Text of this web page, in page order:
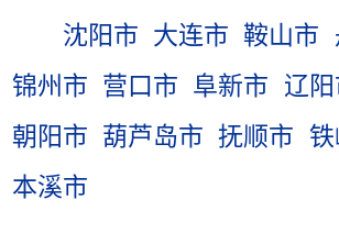
沈阳市 大连市 鞍山市
锦州市 营口市 阜新市 辽
朝阳市 葫芦岛市 抚顺市
本溪市